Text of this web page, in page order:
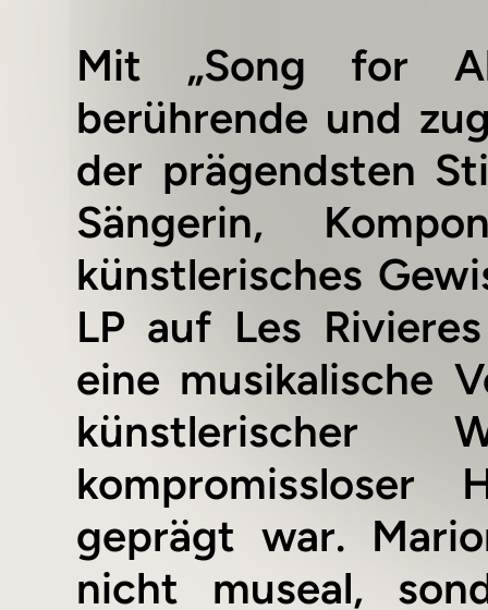
Mit „Song for
berührende und
der prägendsten
Sängerin,
künstlerisches
LP auf Les
eine musikalische
kompromissloser
geprägt war.
nicht museal,